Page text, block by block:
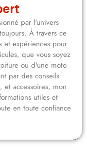
par l'univers
À travers ce
et expériences pour
que vous soyez
ou d'une moto
par des conseils
et accessoires, mon
utiles et
en toute confiance